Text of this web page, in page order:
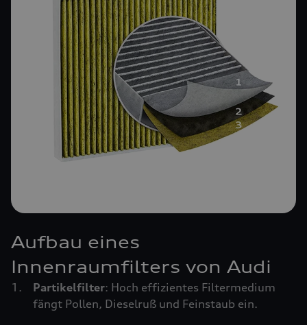
Aufbau eines
Innenraumfilters von Audi
Partikelfilter: Hoch effizientes Filtermedium
fängt Pollen, Dieselruß und Feinstaub ein.